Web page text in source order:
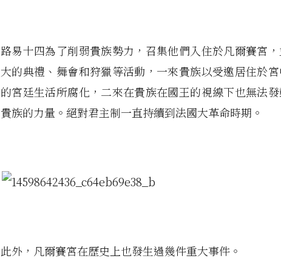
路易十四為了削弱貴族勢力，召集他們入住於凡爾賽宮
大的典禮、舞會和狩獵等活動，一來貴族以受邀居住於
的宮廷生活所腐化，二來在貴族在國王的視線下也無法
貴族的力量。絕對君主制一直持續到法國大革命時期。
此外，凡爾賽宮在歷史上也發生過幾件重大事件。